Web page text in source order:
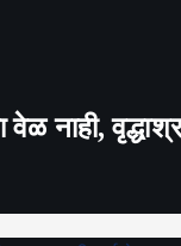
वेळ नाही,